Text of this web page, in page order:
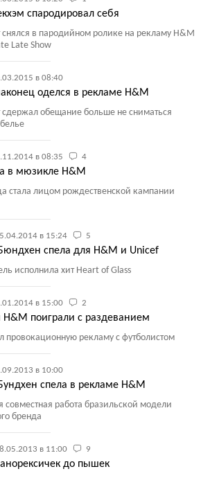
спародировал себя
снялся в пародийном ролике на рекламу H&M
Late Show
в 08:40
оделся в рекламе H&M
сдержал обещание больше не сниматься
в 08:35 4
в мюзикле H&M
стала лицом рождественской кампании
в 15:24 5
спела для H&M и Unicef
исполнила хит Heart of Glass
в 15:00 2
H&M поиграли с раздеванием
провокационную рекламу с футболистом
в 10:00
спела в рекламе H&M
совместная работа бразильской модели
бренда
в 11:00 9
до пышек